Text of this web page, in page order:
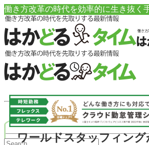
働き方改革の時代を効率的に生き抜く
ワールドスタッフィング